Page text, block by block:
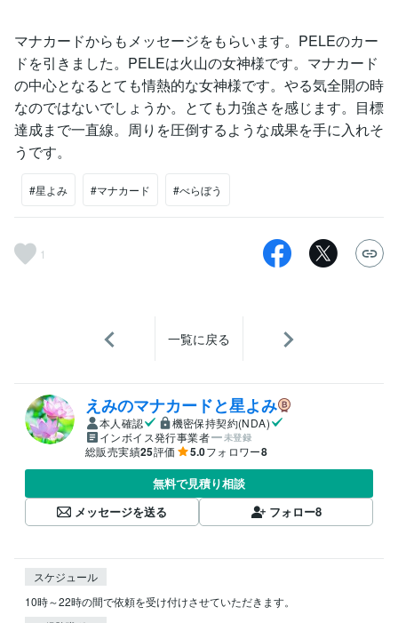
マナカードからもメッセージをもらいます。PELEのカー
ドを引きました。PELEは火山の女神様です。マナカード
の中心となるとても情熱的な女神様です。やる気全開の時
なのではないでしょうか。とても力強さを感じます。目標
達成まで一直線。周りを圧倒するような成果を手に入れそ
うです。
#星よみ #マナカード #べらぼう
1
一覧に戻る
えみのマナカードと星よみ
本人確認
機密保持契約(NDA)
インボイス発行事業者
未登録
総販売実績25評価 5.0フォロワー8
無料で見積り相談
メッセージを送る
フォロー8
スケジュール
10時～22時の間で依頼を受け付けさせていただきます。